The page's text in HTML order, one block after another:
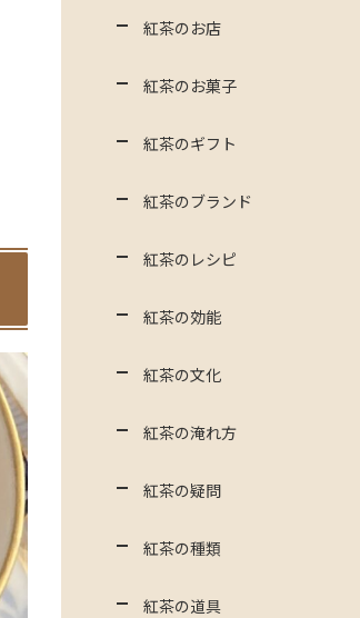
紅茶のお店
紅茶のお菓子
紅茶のギフト
紅茶のブランド
紅茶のレシピ
紅茶の効能
紅茶の文化
紅茶の淹れ方
紅茶の疑問
紅茶の種類
紅茶の道具